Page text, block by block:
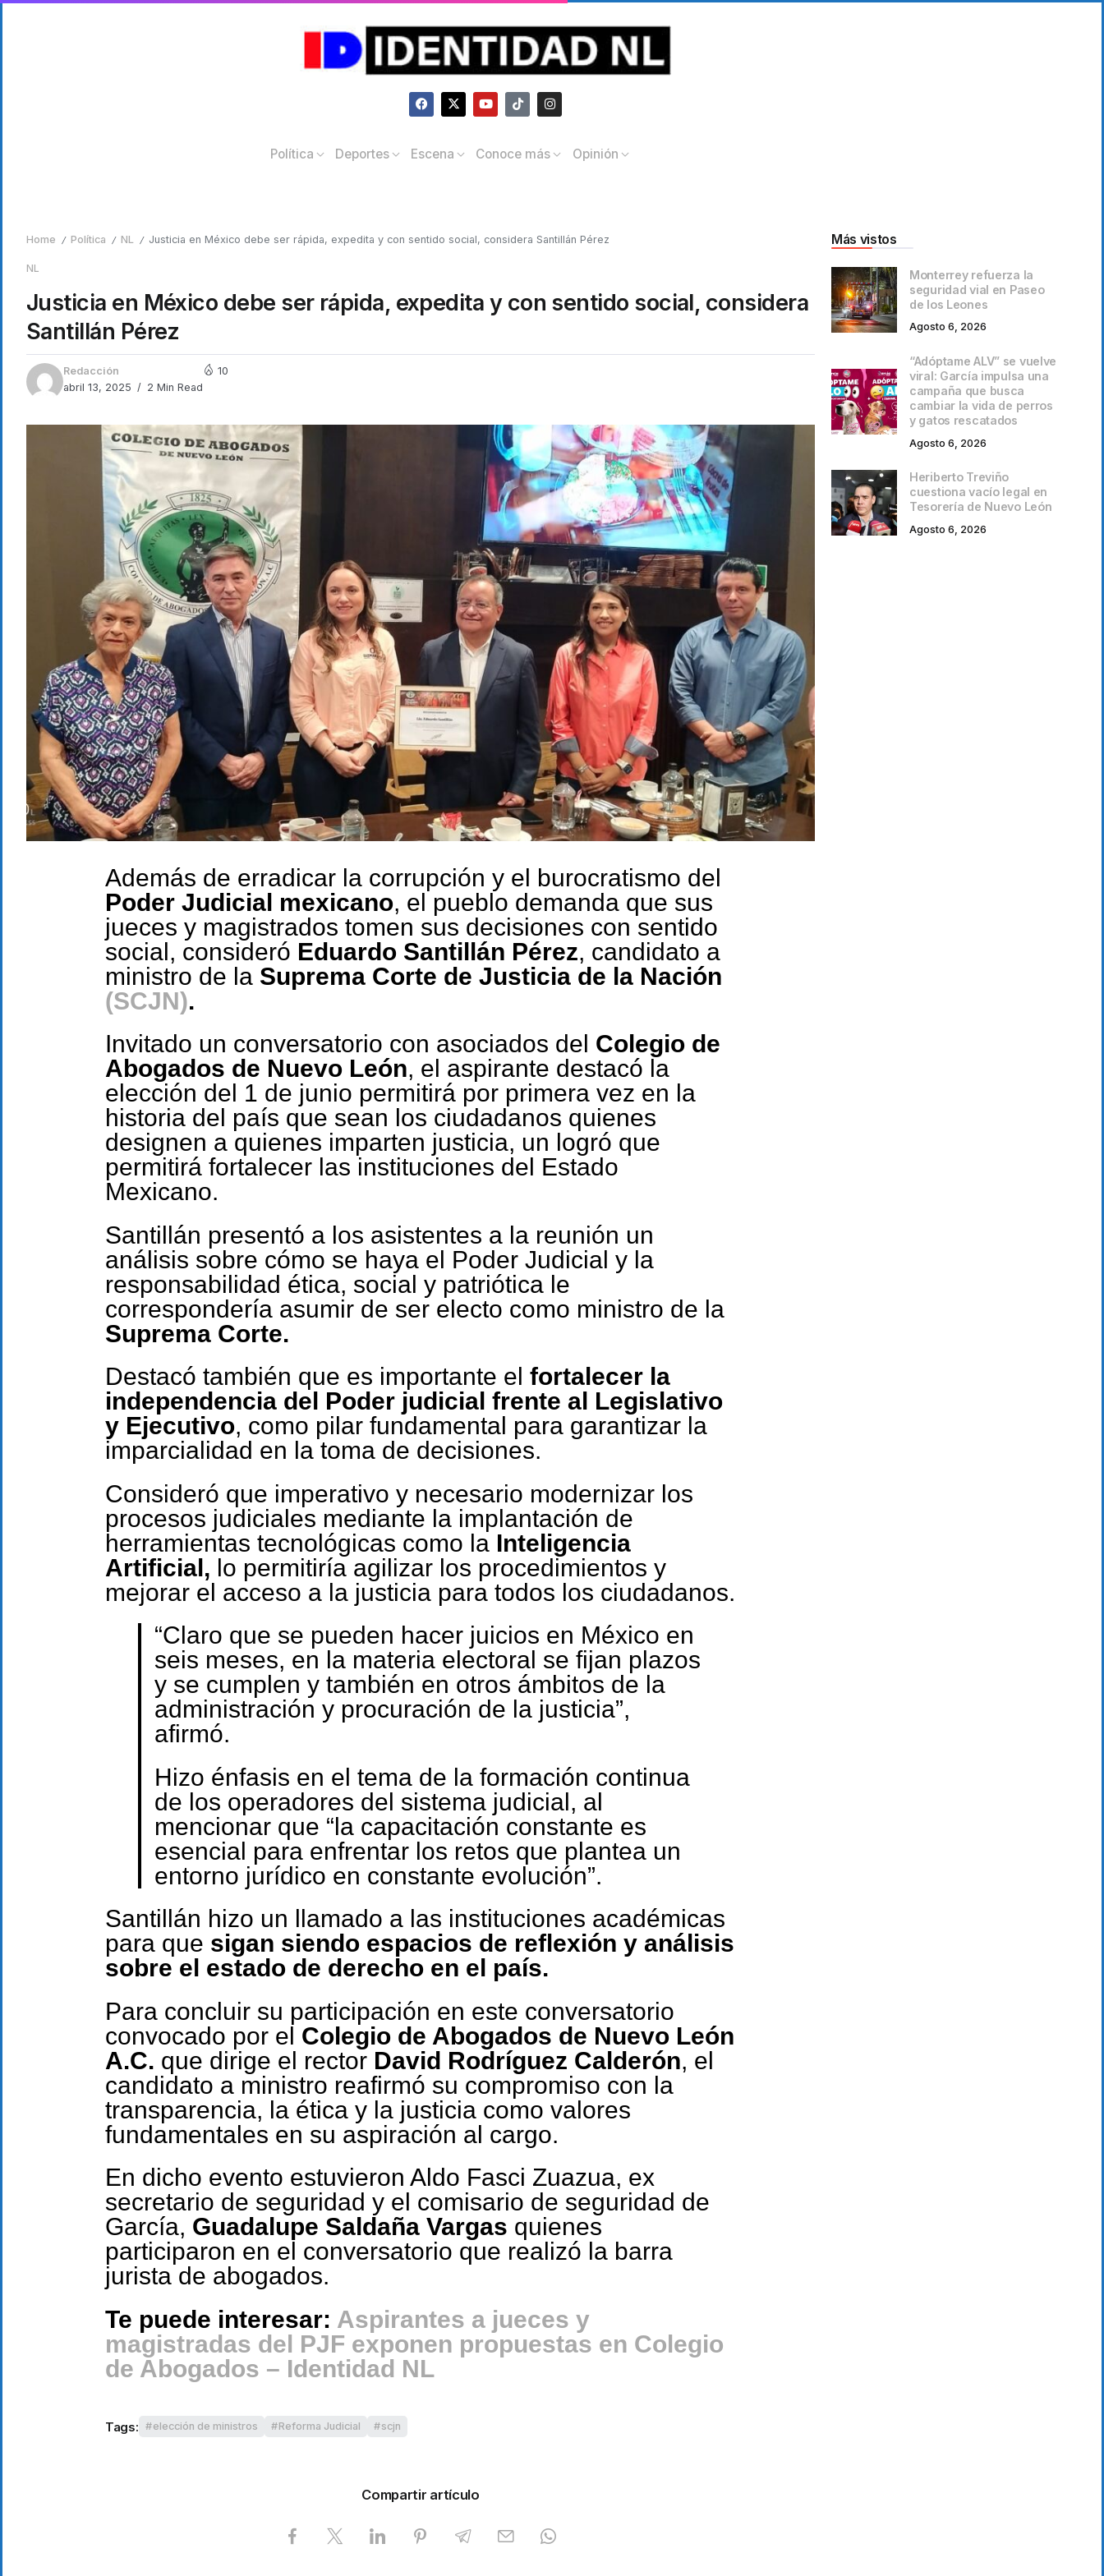
Política Deportes Escena Conoce más Opinión
Home / Política / NL / Justicia en México debe ser rápida, expedita y con sentido social, considera Santillán Pérez
NL
Justicia en México debe ser rápida, expedita y con sentido social, considera
Santillán Pérez
Redacción
abril 13, 2025
2 Min Read
10
Además de erradicar la corrupción y el burocratismo del
Poder Judicial mexicano, el pueblo demanda que sus
jueces y magistrados tomen sus decisiones con sentido
social, consideró Eduardo Santillán Pérez, candidato a
ministro de la Suprema Corte de Justicia de la Nación
(SCJN).
Invitado un conversatorio con asociados del Colegio de
Abogados de Nuevo León, el aspirante destacó la
elección del 1 de junio permitirá por primera vez en la
historia del país que sean los ciudadanos quienes
designen a quienes imparten justicia, un logró que
permitirá fortalecer las instituciones del Estado
Mexicano.
Santillán presentó a los asistentes a la reunión un
análisis sobre cómo se haya el Poder Judicial y la
responsabilidad ética, social y patriótica le
correspondería asumir de ser electo como ministro de la
Suprema Corte.
Destacó también que es importante el fortalecer la
independencia del Poder judicial frente al Legislativo
y Ejecutivo, como pilar fundamental para garantizar la
imparcialidad en la toma de decisiones.
Consideró que imperativo y necesario modernizar los
procesos judiciales mediante la implantación de
herramientas tecnológicas como la Inteligencia
Artificial, lo permitiría agilizar los procedimientos y
mejorar el acceso a la justicia para todos los ciudadanos.
“Claro que se pueden hacer juicios en México en
seis meses, en la materia electoral se fijan plazos
y se cumplen y también en otros ámbitos de la
administración y procuración de la justicia”,
afirmó.
Hizo énfasis en el tema de la formación continua
de los operadores del sistema judicial, al
mencionar que “la capacitación constante es
esencial para enfrentar los retos que plantea un
entorno jurídico en constante evolución”.
Santillán hizo un llamado a las instituciones académicas
para que sigan siendo espacios de reflexión y análisis
sobre el estado de derecho en el país.
Para concluir su participación en este conversatorio
convocado por el Colegio de Abogados de Nuevo León
A.C. que dirige el rector David Rodríguez Calderón, el
candidato a ministro reafirmó su compromiso con la
transparencia, la ética y la justicia como valores
fundamentales en su aspiración al cargo.
En dicho evento estuvieron Aldo Fasci Zuazua, ex
secretario de seguridad y el comisario de seguridad de
García, Guadalupe Saldaña Vargas quienes
participaron en el conversatorio que realizó la barra
jurista de abogados.
Te puede interesar: Aspirantes a jueces y
magistradas del PJF exponen propuestas en Colegio
de Abogados – Identidad NL
Tags: elección de ministros Reforma Judicial scjn
Compartir artículo
Más vistos
Monterrey refuerza la
seguridad vial en Paseo
de los Leones
Agosto 6, 2026
“Adóptame ALV” se vuelve
viral: García impulsa una
campaña que busca
cambiar la vida de perros
y gatos rescatados
Agosto 6, 2026
Heriberto Treviño
cuestiona vacío legal en
Tesorería de Nuevo León
Agosto 6, 2026